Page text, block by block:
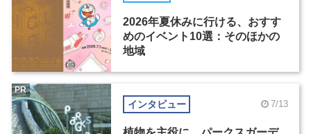
2026年夏休みに行ける、おすす
めのイベント10選：そのほかの
地域
インタビュー 7/13
PR